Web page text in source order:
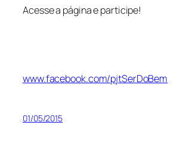
Acesse a página e participe!
www.facebook.com/pjtSerDoBem
01/05/2015